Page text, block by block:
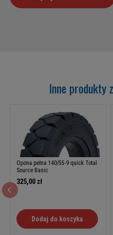
Inne produkty
Opona pełna 140/55-9 quick Total
Source Basic
325,00 zł
Dodaj do koszyka